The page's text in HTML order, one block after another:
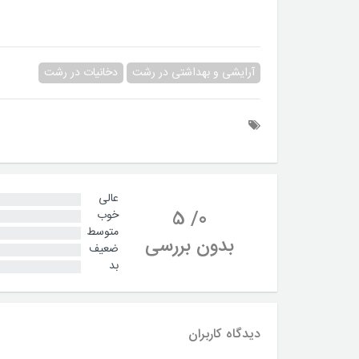
آرایشی و بهداشتی در رشت دخانیات در رشت
0
/
5
بدون بررسی
عالی
خوب
متوسط
ضعیف
بد
دیدگاه کاربران